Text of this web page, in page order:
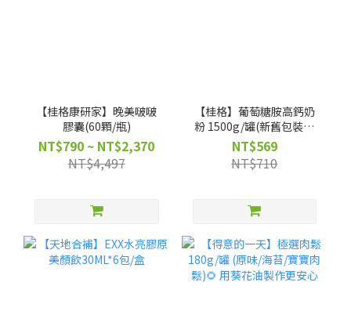
【桂格康研家】晚美啵啵
膠囊(60顆/瓶)
NT$790 ~ NT$2,370
NT$4,497
【桂格】葡萄糖胺高鈣奶
粉 1500g/罐(新舊包裝隨
機出貨)
NT$569
NT$710